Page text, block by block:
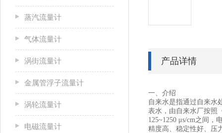
蒸汽流量计
气体流量计
涡街流量计
金属管浮子流量计
涡轮流量计
电磁流量计
产品详情
一、介绍
自来水是指通过自来水
表水，由自来水厂按照
125~1250 μs/cm之间
精度高、稳定性好、压